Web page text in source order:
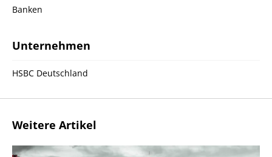
Banken
Unternehmen
HSBC Deutschland
Weitere Artikel